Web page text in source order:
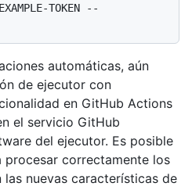
TOKEN --
automáticas, aún
de ejecutor con
en GitHub Actions
el servicio GitHub
del ejecutor. Es posible
correctamente los
nuevas características de